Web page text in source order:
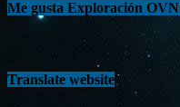
Me gusta Exploración
Translate website